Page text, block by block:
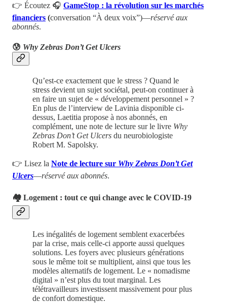
👉 Écoutez 🎧 GameStop : la révolution sur les marchés
financiers (conversation “À deux voix”)—réservé aux
abonnés.
😰 Why Zebras Don’t Get Ulcers
Qu’est-ce exactement que le stress ? Quand le
stress devient un sujet sociétal, peut-on continuer à
en faire un sujet de « développement personnel » ?
En plus de l’interview de Lavinia disponible ci-
dessus, Laetitia propose à nos abonnés, en
complément, une note de lecture sur le livre Why
Zebras Don’t Get Ulcers du neurobiologiste
Robert M. Sapolsky.
👉 Lisez la Note de lecture sur Why Zebras Don’t Get
Ulcers—réservé aux abonnés.
🏘 Logement : tout ce qui change avec le COVID-19
Les inégalités de logement semblent exacerbées
par la crise, mais celle-ci apporte aussi quelques
solutions. Les foyers avec plusieurs générations
sous le même toit se multiplient, ainsi que tous les
modèles alternatifs de logement. Le « nomadisme
digital » n’est plus du tout marginal. Les
télétravailleurs investissent massivement pour plus
de confort domestique.